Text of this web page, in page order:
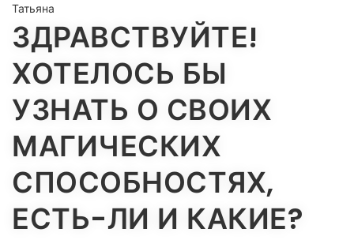
Татьяна
ЗДРАВСТВУЙТЕ!
ХОТЕЛОСЬ БЫ
УЗНАТЬ О СВОИХ
МАГИЧЕСКИХ
СПОСОБНОСТЯХ,
ЕСТЬ-ЛИ И КАКИЕ?